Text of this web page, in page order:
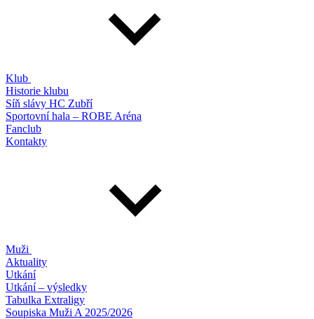
Klub
Historie klubu
Síň slávy HC Zubří
Sportovní hala – ROBE Aréna
Fanclub
Kontakty
Muži
Aktuality
Utkání
Utkání – výsledky
Tabulka Extraligy
Soupiska Muži A 2025/2026